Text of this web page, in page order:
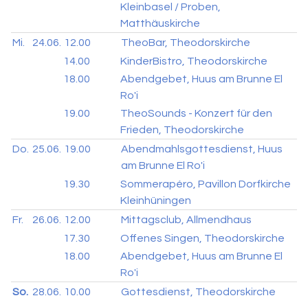
Kleinbasel / Proben,
Matthäuskirche
Mi.
24.06. 12.00
TheoBar, Theodorskirche
14.00
KinderBistro, Theodorskirche
18.00
Abendgebet, Huus am Brunne El
Ro'i
19.00
TheoSounds - Konzert für den
Frieden, Theodorskirche
Do.
25.06. 19.00
Abendmahlsgottesdienst, Huus
am Brunne El Ro'i
19.30
Sommerapéro, Pavillon Dorfkirche
Kleinhüningen
Fr.
26.06. 12.00
Mittagsclub, Allmendhaus
17.30
Offenes Singen, Theodorskirche
18.00
Abendgebet, Huus am Brunne El
Ro'i
So. 28.06. 10.00
Gottesdienst, Theodorskirche